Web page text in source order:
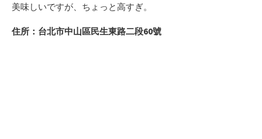
美味しいですが、ちょっと高すぎ。
住所：台北市中山區民生東路二段60號